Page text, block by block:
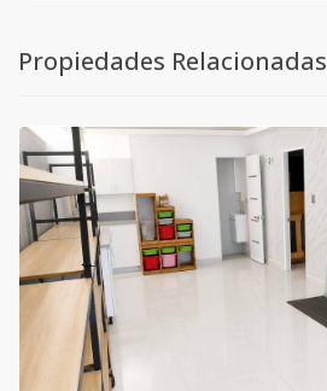
Propiedades Relacionadas